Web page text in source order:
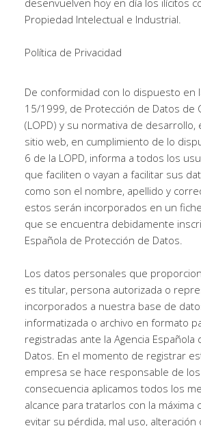
desenvuelven hoy en día los ilícitos
Propiedad Intelectual e Industrial.
Política de Privacidad
De conformidad con lo dispuesto en
15/1999, de Protección de Datos de
(LOPD) y su normativa de
sitio web, en cumplimiento de lo
6 de la LOPD, informa a todos los
que faciliten o vayan a facilitar sus
como son el nombre, apellido y
estos serán incorporados en un
que se encuentra debidamente
Española de Protección de Datos.
Los datos personales que
es titular, persona autorizada o
incorporados a nuestra base de
informatizada o archivo en formato
registradas ante la Agencia Española
Datos. En el momento de registrar
empresa se hace responsable de
consecuencia aplicamos todos los
alcance para tratarlos con la máxima
evitar su pérdida, mal uso, alteración